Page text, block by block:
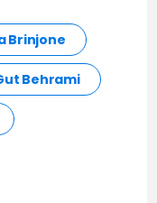
Brinjone
Behrami